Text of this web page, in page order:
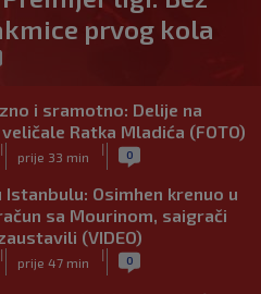
prvog kola
i sramotno: Delije na
Ratka Mladića (FOTO)
|
prije 33 min
| 0
Istanbulu: Osimhen krenuo u
sa Mourinom, saigrači
(VIDEO)
|
prije 47 min
| 0